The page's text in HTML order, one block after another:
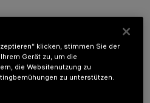
klicken, stimmen Sie der
Gerät zu, um die
die Websitenutzung zu
zu unterstützen.